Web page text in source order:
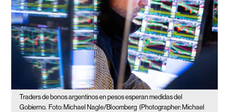
Traders de bonos argentinos en pesos esperan medidas del
Gobierno. Foto: Michael Nagle/Bloomberg (Photographer: Michael